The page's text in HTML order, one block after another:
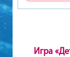
Игра